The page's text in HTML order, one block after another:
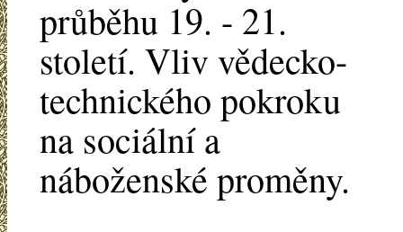
průběhu 19. - 21.
století. Vliv vědecko-
technického pokroku
na sociální a
náboženské proměny.